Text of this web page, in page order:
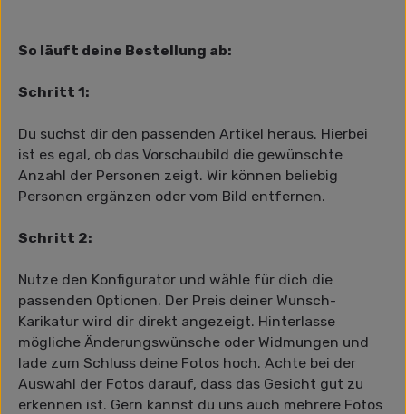
So läuft deine Bestellung ab:
Schritt 1:
Du suchst dir den passenden Artikel heraus. Hierbei
ist es egal, ob das Vorschaubild die gewünschte
Anzahl der Personen zeigt. Wir können beliebig
Personen ergänzen oder vom Bild entfernen.
Schritt 2:
Nutze den Konfigurator und wähle für dich die
passenden Optionen. Der Preis deiner Wunsch-
Karikatur wird dir direkt angezeigt. Hinterlasse
mögliche Änderungswünsche oder Widmungen und
lade zum Schluss deine Fotos hoch. Achte bei der
Auswahl der Fotos darauf, dass das Gesicht gut zu
erkennen ist. Gern kannst du uns auch mehrere Fotos